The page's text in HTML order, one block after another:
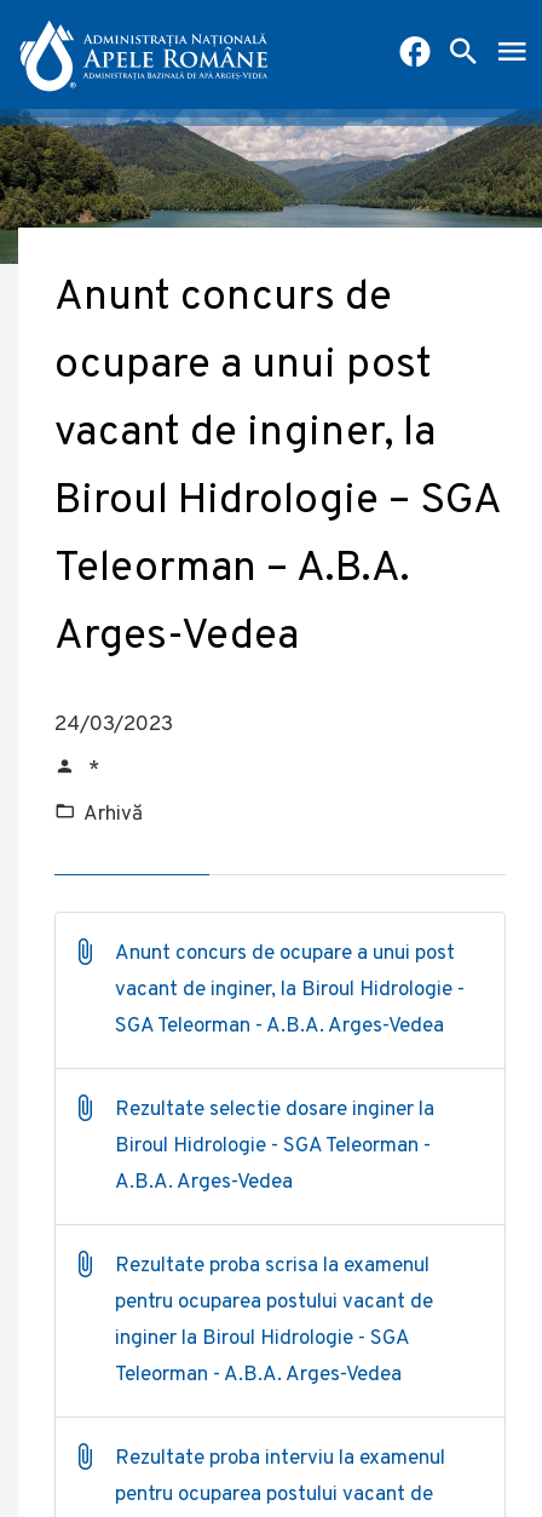
Anunt concurs de
ocupare a unui post
vacant de inginer, la
Biroul Hidrologie – SGA
Teleorman – A.B.A.
Arges-Vedea
24/03/2023
*
Arhivă
Anunt concurs de ocupare a unui post
vacant de inginer, la Biroul Hidrologie -
SGA Teleorman - A.B.A. Arges-Vedea
Rezultate selectie dosare inginer la
Biroul Hidrologie - SGA Teleorman -
A.B.A. Arges-Vedea
Rezultate proba scrisa la examenul
pentru ocuparea postului vacant de
inginer la Biroul Hidrologie - SGA
Teleorman - A.B.A. Arges-Vedea
Rezultate proba interviu la examenul
pentru ocuparea postului vacant de